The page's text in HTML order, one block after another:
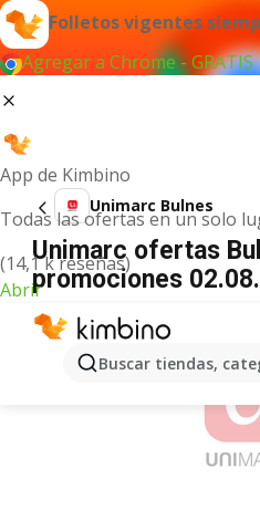
Folletos vigentes
Agregar a Chrome - GRATIS
App de Kimbino
Todas las ofertas en un solo
(14,1 k reseñas)
Abrir
Buscar tiendas,
Unimarc Bulnes
Unimarc ofertas
promociones